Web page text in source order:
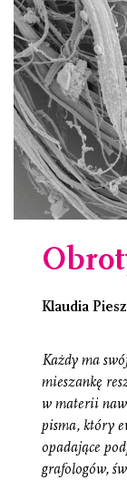
Klaudia
Każdy ma
mieszankę
w materii
pisma, który
opadające
grafologów,